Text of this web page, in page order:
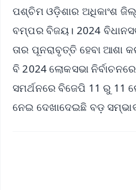
ପଶ୍ଚିମ ଓଡ଼ିଶାର ଅଧିକାଂଶ
ବମ୍ପର ବିଜୟ। 2024
ତାର ପୂନରାବୃତ୍ତି ହେବା ଆଶା
ବି 2024 ଲୋକସଭା
ସମର୍ଥନରେ ବିଜେପି 11 ରୁ 11
ନେଇ ଦେଖାଦେଇଛି ବଡ଼